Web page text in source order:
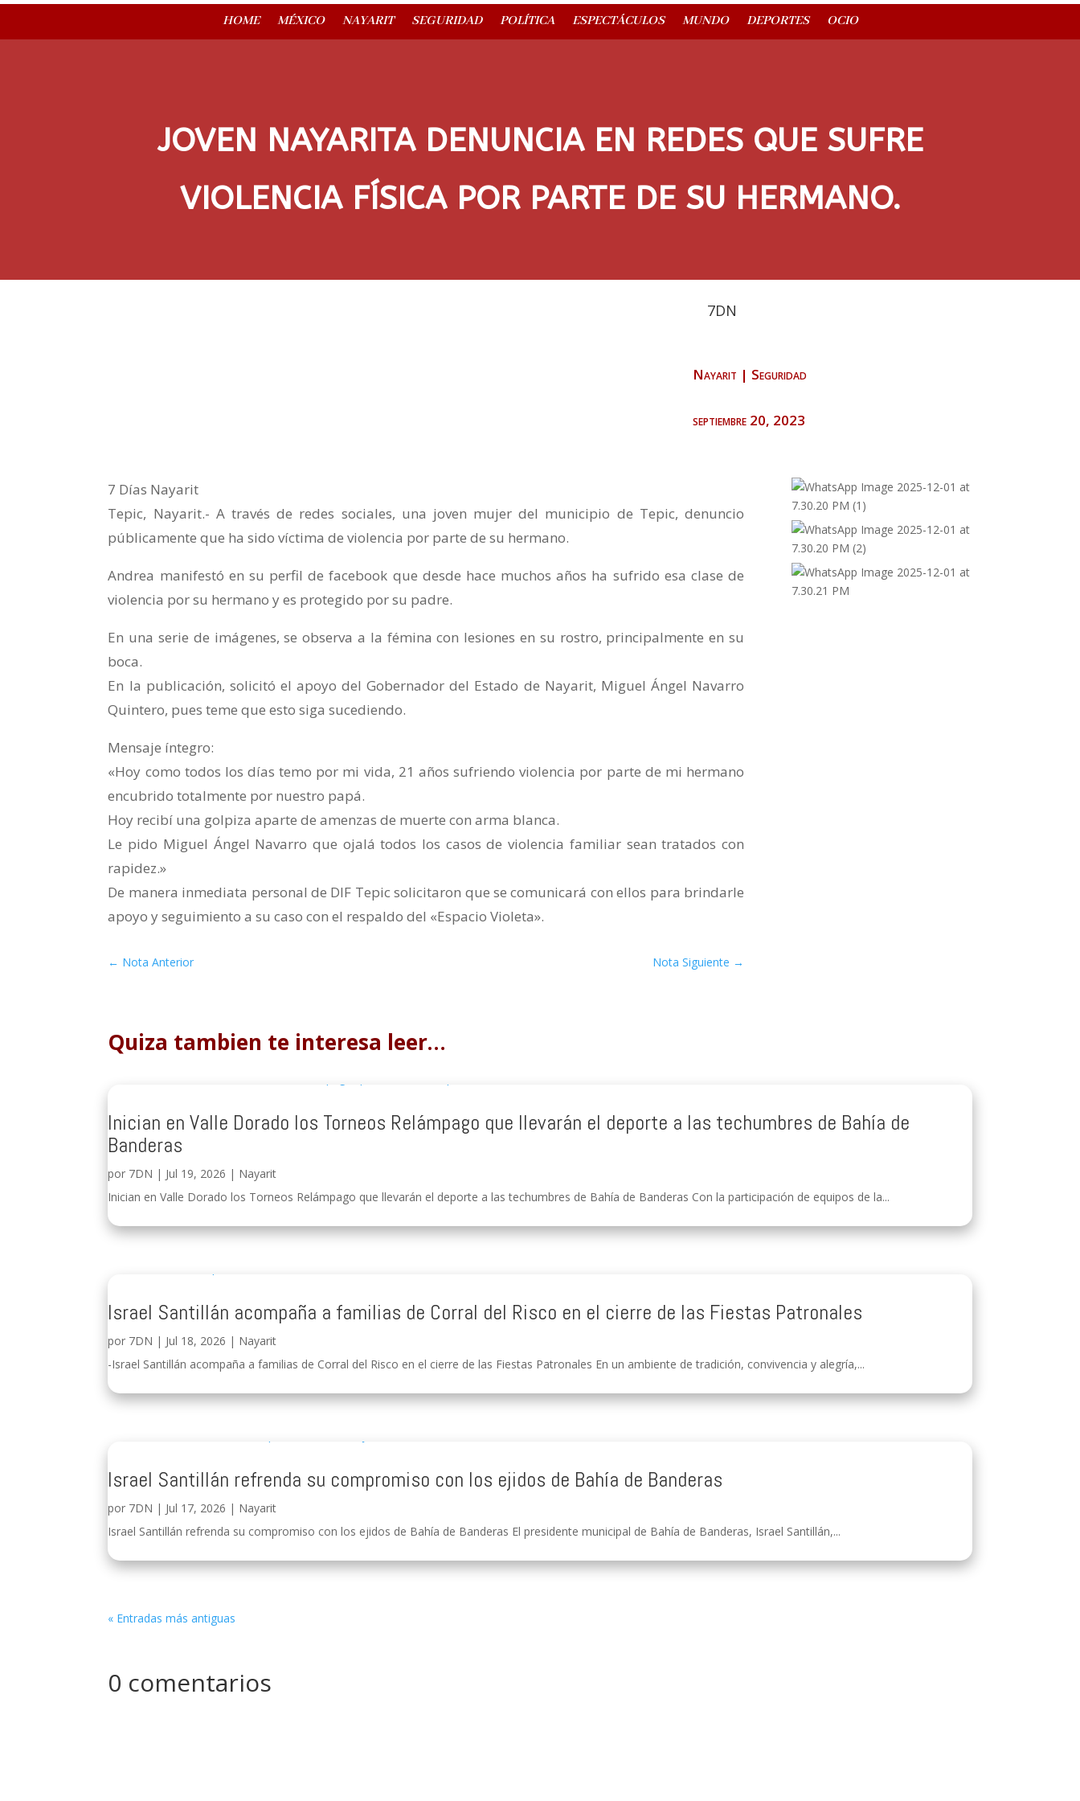
HOME MÉXICO NAYARIT SEGURIDAD POLÍTICA ESPECTÁCULOS MUNDO DEPORTES OCIO
JOVEN NAYARITA DENUNCIA EN REDES QUE SUFRE
VIOLENCIA FÍSICA POR PARTE DE SU HERMANO.
7DN
Nayarit | Seguridad
septiembre 20, 2023
7 Días Nayarit
Tepic, Nayarit.- A través de redes sociales, una joven mujer del municipio de Tepic, denuncio
públicamente que ha sido víctima de violencia por parte de su hermano.
Andrea manifestó en su perfil de facebook que desde hace muchos años ha sufrido esa clase de
violencia por su hermano y es protegido por su padre.
En una serie de imágenes, se observa a la fémina con lesiones en su rostro, principalmente en su
boca.
En la publicación, solicitó el apoyo del Gobernador del Estado de Nayarit, Miguel Ángel Navarro
Quintero, pues teme que esto siga sucediendo.
Mensaje íntegro:
«Hoy como todos los días temo por mi vida, 21 años sufriendo violencia por parte de mi hermano
encubrido totalmente por nuestro papá.
Hoy recibí una golpiza aparte de amenzas de muerte con arma blanca.
Le pido Miguel Ángel Navarro que ojalá todos los casos de violencia familiar sean tratados con
rapidez.»
De manera inmediata personal de DIF Tepic solicitaron que se comunicará con ellos para brindarle
apoyo y seguimiento a su caso con el respaldo del «Espacio Violeta».
← Nota Anterior Nota Siguiente →
Quiza tambien te interesa leer…
Inician en Valle Dorado los Torneos Relámpago que llevarán el deporte a las techumbres de Bahía de
Banderas
por 7DN | Jul 19, 2026 | Nayarit
Inician en Valle Dorado los Torneos Relámpago que llevarán el deporte a las techumbres de Bahía de Banderas Con la participación de equipos de la...
Israel Santillán acompaña a familias de Corral del Risco en el cierre de las Fiestas Patronales
por 7DN | Jul 18, 2026 | Nayarit
-Israel Santillán acompaña a familias de Corral del Risco en el cierre de las Fiestas Patronales En un ambiente de tradición, convivencia y alegría,...
Israel Santillán refrenda su compromiso con los ejidos de Bahía de Banderas
por 7DN | Jul 17, 2026 | Nayarit
Israel Santillán refrenda su compromiso con los ejidos de Bahía de Banderas El presidente municipal de Bahía de Banderas, Israel Santillán,...
« Entradas más antiguas
0 comentarios